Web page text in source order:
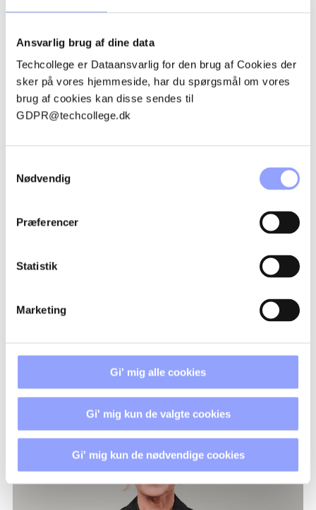
Ansvarlig brug af dine data
Techcollege er Dataansvarlig for den brug af Cookies der
sker på vores hjemmeside, har du spørgsmål om vores
brug af cookies kan disse sendes til
GDPR@techcollege.dk
Nødvendig
Præferencer
Statistik
Marketing
Gi' mig alle cookies
Gi' mig kun de valgte cookies
Gi' mig kun de nødvendige cookies
KONTAKTPERSONER
Uddannelsessekretær